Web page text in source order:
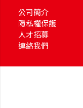
公司簡介
隱私權保護
人才招募
連絡我們